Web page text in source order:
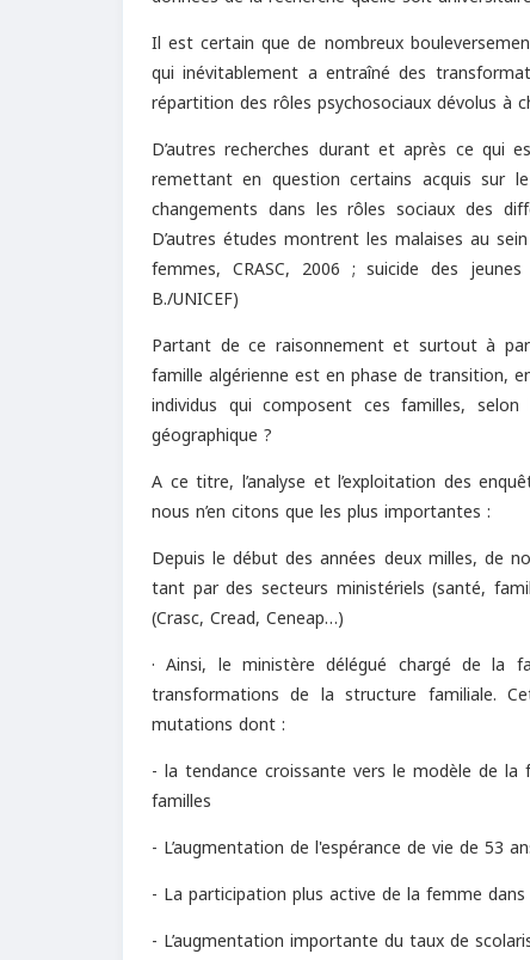
Il est certain que de nombreux
qui inévitablement a entraîné des
répartition des rôles psychosociaux dévolus à
D’autres recherches durant et après ce qui
remettant en question certains acquis sur
changements dans les rôles sociaux des
D’autres études montrent les malaises au
femmes, CRASC, 2006 ; suicide des
B./UNICEF)
Partant de ce raisonnement et surtout à
famille algérienne est en phase de transition,
individus qui composent ces familles,
géographique ?
A ce titre, l’analyse et l’exploitation des
nous n’en citons que les plus importantes :
Depuis le début des années deux milles, de
tant par des secteurs ministériels (santé,
(Crasc, Cread, Ceneap…)
· Ainsi, le ministère délégué chargé de la
transformations de la structure familiale.
mutations dont :
- la tendance croissante vers le modèle de la
familles
- L’augmentation de l'espérance de vie de 53
- La participation plus active de la femme
- L’augmentation importante du taux de